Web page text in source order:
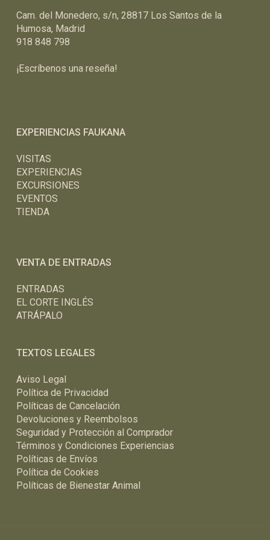
Cam. del Monedero, s/n, 28817 Los Santos de la
Humosa, Madrid
918 848 798
¡Escríbenos una reseña!
EXPERIENCIAS FAUKANA
VISITAS
EXPERIENCIAS
EXCURSIONES
EVENTOS
TIENDA
VENTA DE ENTRADAS
ENTRADAS
EL CORTE INGLÉS
ATRÁPALO
TEXTOS LEGALES
Aviso Legal
Política de Privacidad
Políticas de Cancelación
Devoluciones y Reembolsos
Seguridad y Protección al Comprador
Términos y Condiciones Experiencias
Políticas de Envíos
Política de Cookies
Políticas de Bienestar Animal